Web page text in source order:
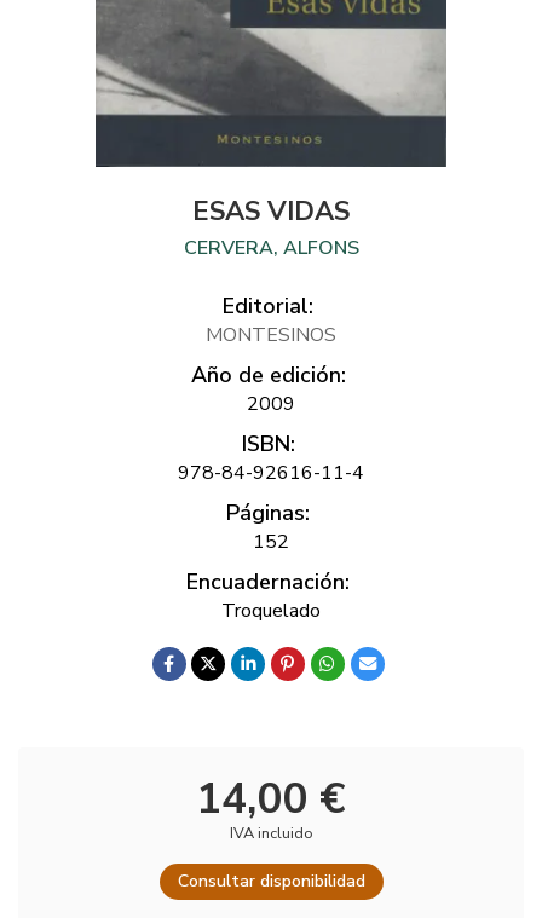
ESAS VIDAS
CERVERA, ALFONS
Editorial:
MONTESINOS
Año de edición:
2009
ISBN:
978-84-92616-11-4
Páginas:
152
Encuadernación:
Troquelado
14,00 €
IVA incluido
Consultar disponibilidad